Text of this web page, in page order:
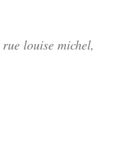
rue louise michel,